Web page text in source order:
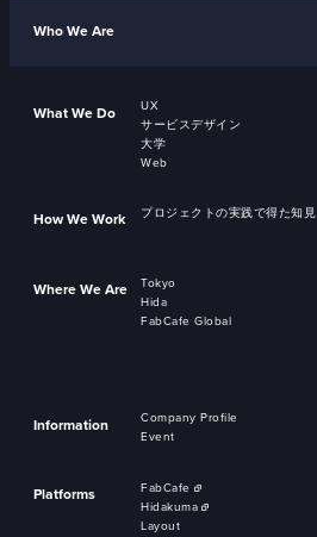
Who We Are
What We Do UX
サービスデザイン
大学
Web
How We Work プロジェクトの実践で得た知見
Where We Are Tokyo
Hida
FabCafe Global
Information Company Profile
Event
Platforms FabCafe
Hidakuma
Layout